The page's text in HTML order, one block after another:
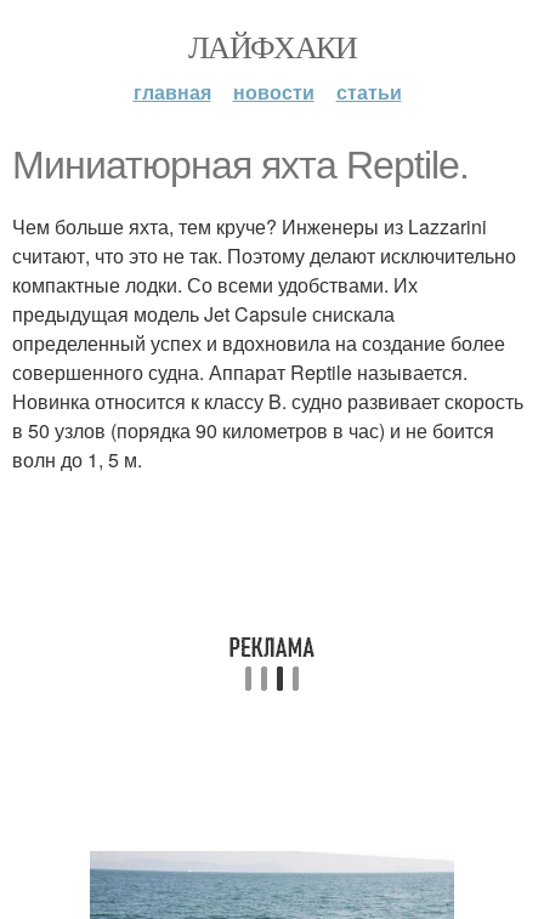
ЛАЙФХАКИ
главная новости статьи
Миниатюрная яхта Reptile.
Чем больше яхта, тем круче? Инженеры из Lazzarini
считают, что это не так. Поэтому делают исключительно
компактные лодки. Со всеми удобствами. Их
предыдущая модель Jet Capsule снискала
определенный успех и вдохновила на создание более
совершенного судна. Аппарат Reptile называется.
Новинка относится к классу B. судно развивает скорость
в 50 узлов (порядка 90 километров в час) и не боится
волн до 1, 5 м.